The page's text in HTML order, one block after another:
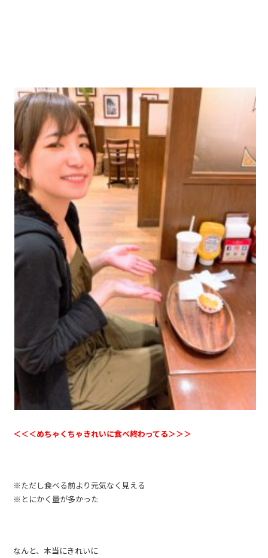
＜＜＜めちゃくちゃきれいに食べ終わってる＞＞＞
※ただし食べる前より元気なく見える
※とにかく量が多かった
なんと、本当にきれいに